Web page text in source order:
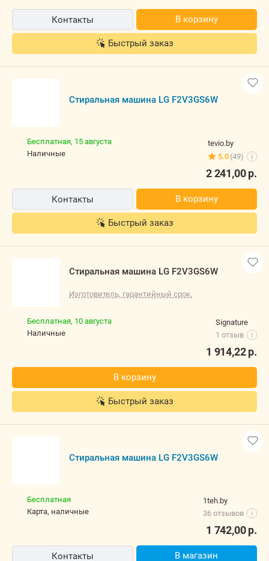
2 021,15р.
Стиральная машина LG F2V3GS6W
tevio.by
наличные
2 241,00р.
Контакты В корзину
Изготовитель, гарантийный срок.
Signature
Бесплатная,10 августа